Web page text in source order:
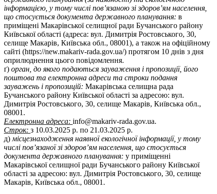
інформацією, у тому числі пов’язаною зі здоров’ям населення,
що стосується документа державного планування: в
приміщені Макарівської селищної ради Бучанського району
Київської області (адреса: вул. Димитрія Ростовського, 30,
селище Макарів, Київська обл., 08001), а також на офіційному
сайті (https://new.makariv-rada.gov.ua/) протягом 10 днів з дня
оприлюднення цього повідомлення.
ґ) орган, до якого подаються зауваження і пропозиції, його
поштова та електронна адреси та строки подання
зауважень і пропозицій: Макарівська селищна рада
Бучанського району Київської області за адресою: вул.
Димитрія Ростовського, 30, селище Макарів, Київська обл.,
08001.
Електронна адреса: info@makariv-rada.gov.ua.
Строк: з 10.03.2025 р. по 21.03.2025 р.
д) місцезнаходження наявної екологічної інформації, у тому
числі пов’язаної зі здоров’ям населення, що стосується
документа державного планування: у приміщенні
Макарівської селищної ради Бучанського району Київської
області за адресою: вул. Димитрія Ростовського, 30, селище
Макарів, Київська обл., 08001.